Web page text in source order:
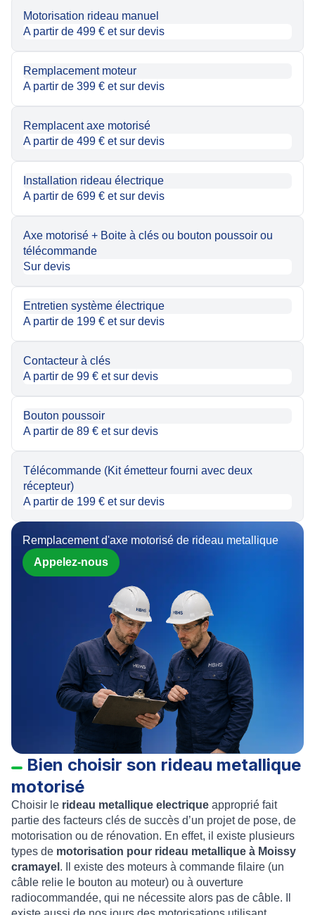
Motorisation rideau manuel
A partir de 499 € et sur devis
Remplacement moteur
A partir de 399 € et sur devis
Remplacent axe motorisé
A partir de 499 € et sur devis
Installation rideau électrique
A partir de 699 € et sur devis
Axe motorisé + Boite à clés ou bouton poussoir ou
télécommande
Sur devis
Entretien système électrique
A partir de 199 € et sur devis
Contacteur à clés
A partir de 99 € et sur devis
Bouton poussoir
A partir de 89 € et sur devis
Télécommande (Kit émetteur fourni avec deux
récepteur)
A partir de 199 € et sur devis
Remplacement d'axe motorisé de rideau metallique
Appelez-nous
Bien choisir son rideau metallique
motorisé
Choisir le rideau metallique electrique approprié fait
partie des facteurs clés de succès d’un projet de pose, de
motorisation ou de rénovation. En effet, il existe plusieurs
types de motorisation pour rideau metallique à Moissy
cramayel . Il existe des moteurs à commande filaire (un
câble relie le bouton au moteur) ou à ouverture
radiocommandée, qui ne nécessite alors pas de câble. Il